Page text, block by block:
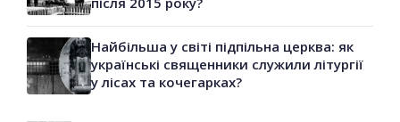
Найбільша у світі підпільна церква: як
українські священники служили літургії
у лісах та кочегарках?